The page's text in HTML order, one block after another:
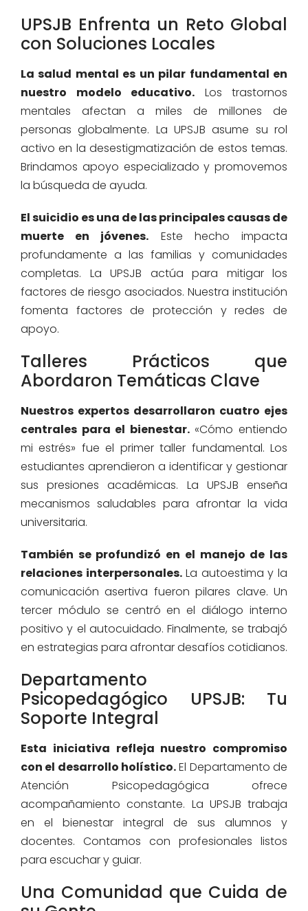
UPSJB Enfrenta un Reto Global
con Soluciones Locales
La salud mental es un pilar fundamental en
nuestro modelo educativo. Los trastornos
mentales afectan a miles de millones de
personas globalmente. La UPSJB asume su rol
activo en la desestigmatización de estos temas.
Brindamos apoyo especializado y promovemos
la búsqueda de ayuda.
El suicidio es una de las principales causas de
muerte en jóvenes. Este hecho impacta
profundamente a las familias y comunidades
completas. La UPSJB actúa para mitigar los
factores de riesgo asociados. Nuestra institución
fomenta factores de protección y redes de
apoyo.
Talleres Prácticos que
Abordaron Temáticas Clave
Nuestros expertos desarrollaron cuatro ejes
centrales para el bienestar.«Cómo entiendo
mi estrés» fue el primer taller fundamental. Los
estudiantes aprendieron a identificar y gestionar
sus presiones académicas. La UPSJB enseña
mecanismos saludables para afrontar la vida
universitaria.
También se profundizó en el manejo de las
relaciones interpersonales.La autoestima y la
comunicación asertiva fueron pilares clave. Un
tercer módulo se centró en el diálogo interno
positivo y el autocuidado. Finalmente, se trabajó
en estrategias para afrontar desafíos cotidianos.
Departamento
Psicopedagógico UPSJB: Tu
Soporte Integral
Esta iniciativa refleja nuestro compromiso
con el desarrollo holístico.El Departamento de
Atención Psicopedagógica ofrece
acompañamiento constante. La UPSJB trabaja
en el bienestar integral de sus alumnos y
docentes. Contamos con profesionales listos
para escuchar y guiar.
Una Comunidad que Cuida de